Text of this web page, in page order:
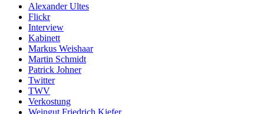
Alexander Ultes
Flickr
Interview
Kabinett
Markus Weishaar
Martin Schmidt
Patrick Johner
Twitter
TWV
Verkostung
Weingut Friedrich Kiefer